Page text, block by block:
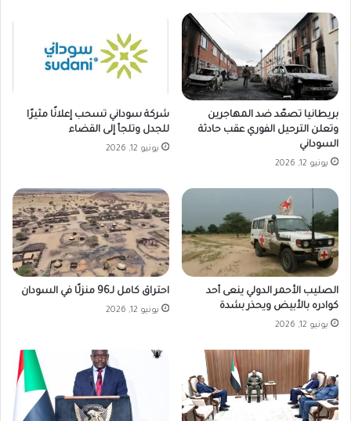
بريطانيا تصعّد ضد المهاجرين
وتعلن الترحيل الفوري عقب حادثة
السوداني
يونيو 12, 2026
شركة سوداني تسحب إعلانًا مثيرًا
للجدل وتلجأ إلى القضاء
يونيو 12, 2026
الصليب الأحمر الدولي ينعى أحد
كوادره بالأبيض ويحذر بشدة
يونيو 12, 2026
احتراق كامل لـ96 منزلًا في السودان
يونيو 12, 2026